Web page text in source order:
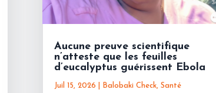
Aucune preuve scientifique
n’atteste que les feuilles
d’eucalyptus guérissent Ebola
Juil 15, 2026 Balobaki Check, Santé